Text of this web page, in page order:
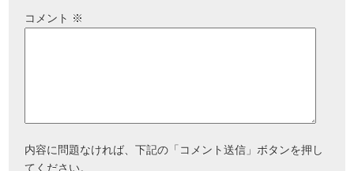
コメント ※
内容に問題なければ、下記の「コメント送信」ボタンを押し
てください。